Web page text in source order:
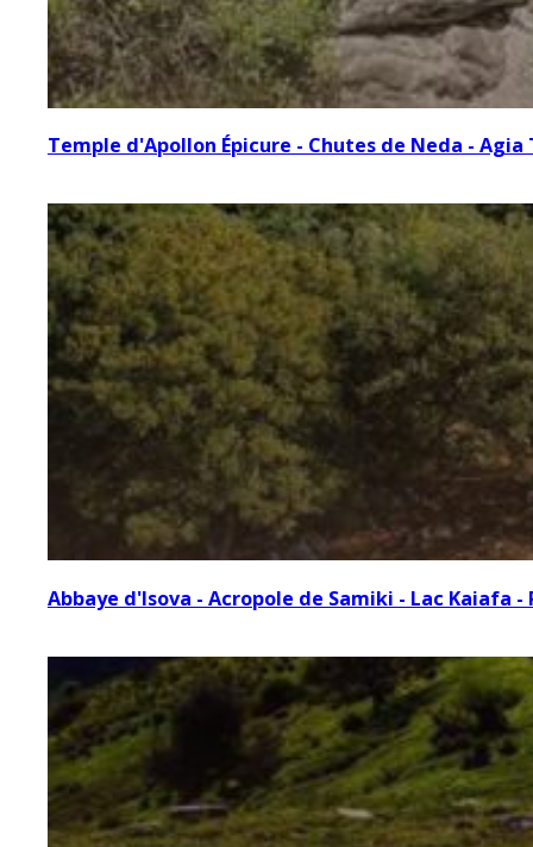
Temple d'Apollon Épicure - Chutes de Neda -
Abbaye d'Isova - Acropole de Samiki - Lac Kaiafa